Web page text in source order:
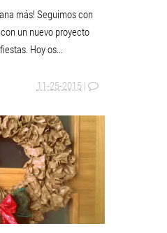
más! Seguimos con
un nuevo proyecto
Hoy os...
11-25-2015 |